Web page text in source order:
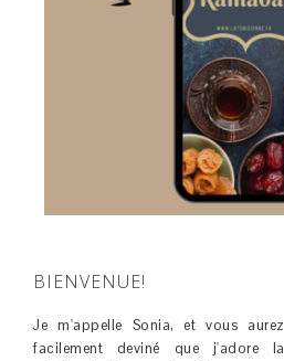
BIENVENUE!
Je m'appelle Sonia, et vous aurez
facilement deviné que j'adore la